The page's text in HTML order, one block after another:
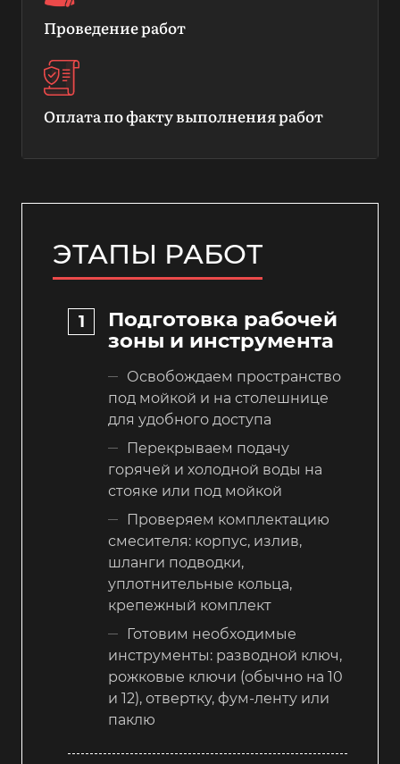
Проведение работ
Оплата по факту выполнения работ
ЭТАПЫ РАБОТ
Подготовка рабочей
зоны и инструмента
Освобождаем пространство
под мойкой и на столешнице
для удобного доступа
Перекрываем подачу
горячей и холодной воды на
стояке или под мойкой
Проверяем комплектацию
смесителя: корпус, излив,
шланги подводки,
уплотнительные кольца,
крепежный комплект
Готовим необходимые
инструменты: разводной ключ,
рожковые ключи (обычно на 10
и 12), отвертку, фум-ленту или
паклю